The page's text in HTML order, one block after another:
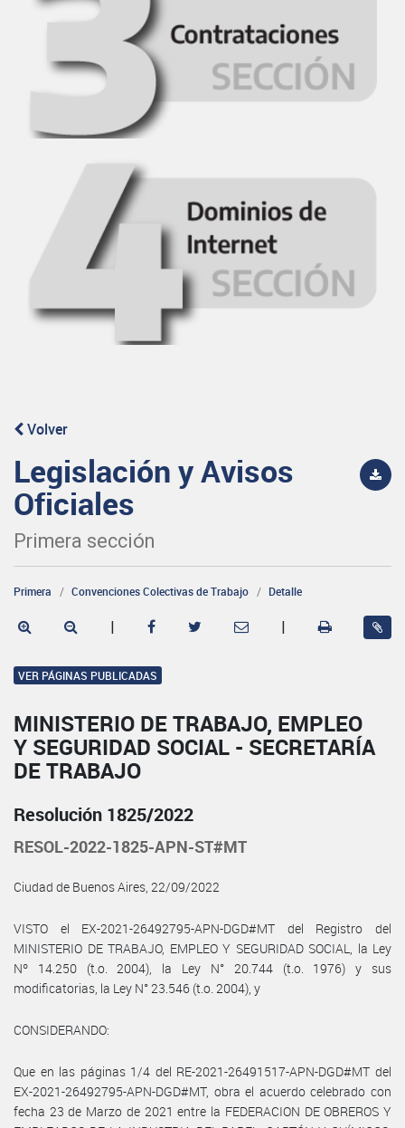
Volver
Legislación y Avisos
Oficiales
Primera sección
Primera Convenciones Colectivas de Trabajo Detalle
| |
VER PÁGINAS PUBLICADAS
MINISTERIO DE TRABAJO, EMPLEO
Y SEGURIDAD SOCIAL - SECRETARÍA
DE TRABAJO
Resolución 1825/2022
RESOL-2022-1825-APN-ST#MT
Ciudad de Buenos Aires, 22/09/2022
VISTO el EX-2021-26492795-APN-DGD#MT del Registro del
MINISTERIO DE TRABAJO, EMPLEO Y SEGURIDAD SOCIAL, la Ley
Nº 14.250 (t.o. 2004), la Ley N° 20.744 (t.o. 1976) y sus
modificatorias, la Ley N° 23.546 (t.o. 2004), y
CONSIDERANDO:
Que en las páginas 1/4 del RE-2021-26491517-APN-DGD#MT del
EX-2021-26492795-APN-DGD#MT, obra el acuerdo celebrado con
fecha 23 de Marzo de 2021 entre la FEDERACION DE OBREROS Y